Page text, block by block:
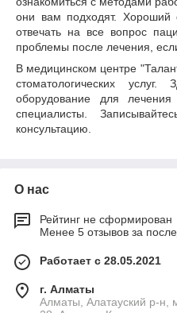
они вам подходят. Хороший
отвечать на все вопрос
проблемы после лечения,
В медицинском центре
стоматологических
оборудование для
специалисты.
консультацию.
О нас
Рейтинг не сформирован
Менее 5 отзывов за
Работает с 28.05.2021
г. Алматы
Алматы, Алатауский р-